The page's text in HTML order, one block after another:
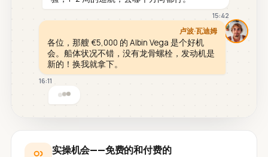
15:42
卢波·瓦迪姆
各位，那艘 €5,000 的 Albin Vega 是个好机
会。船体状况不错，没有龙骨螺栓，发动机是
新的！换我就拿下。
16:11
实操机会——免费的和付费的